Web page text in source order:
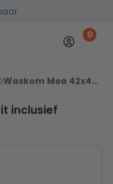
Mijn 0
Waskom Mea 42x42x11cm mat wit inclusief afvoerplug
inclusief